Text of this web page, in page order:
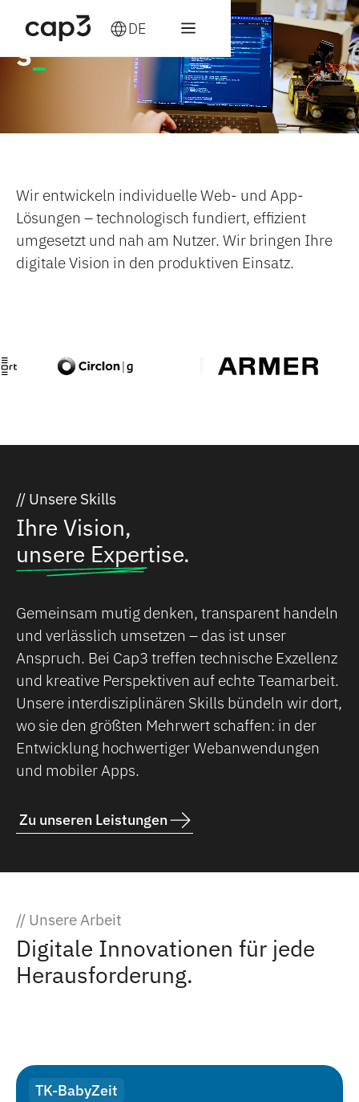
DE
Wir machen
UX/UI Design._
Wir entwickeln individuelle Web- und App-
Lösungen – technologisch fundiert, effizient
umgesetzt und nah am Nutzer. Wir bringen Ihre
digitale Vision in den produktiven Einsatz.
// Unsere Skills
Ihre Vision,
unsere Expertise.
Gemeinsam mutig denken, transparent handeln
und verlässlich umsetzen – das ist unser
Anspruch. Bei Cap3 treffen technische Exzellenz
und kreative Perspektiven auf echte Teamarbeit.
Unsere interdisziplinären Skills bündeln wir dort,
wo sie den größten Mehrwert schaffen: in der
Entwicklung hochwertiger Webanwendungen
und mobiler Apps.
Zu unseren Leistungen
// Unsere Arbeit
Digitale Innovationen für jede
Herausforderung.
TK-BabyZeit